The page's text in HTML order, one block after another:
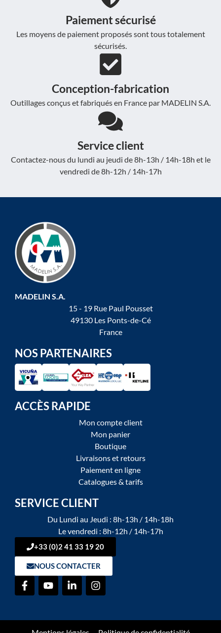
Paiement sécurisé
Les moyens de paiement proposés sont tous totalement
sécurisés.
Conception-fabrication
Outillages conçus et fabriqués en France par MADELIN S.A.
Service client
Contactez-nous du lundi au jeudi de 8h-13h / 14h-18h et le
vendredi de 8h-12h / 14h-17h
MADELIN S.A.
15 - 19 Rue Paul Pousset
49130 Les Ponts-de-Cé
France
NOS PARTENAIRES
ACCÈS RAPIDE
Mon compte client
Mon panier
Boutique
Livraisons et retours
Paiement en ligne
Catalogues & tarifs
SERVICE CLIENT
Du Lundi au Jeudi : 8h-13h / 14h-18h
Le vendredi : 8h-12h / 14h-17h
+33 (0)2 41 33 19 20
NOUS CONTACTER